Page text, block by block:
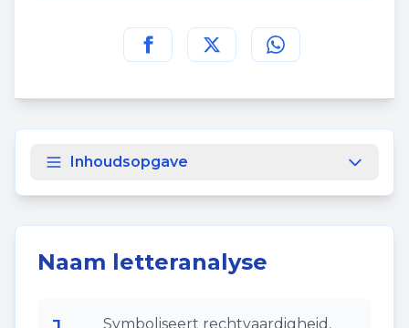
Deel deze pagina op
Deel deze pagina op
Deel deze pagina
Inhoudsopgave
Naam letteranalyse
Symboliseert rechtvaardigheid,